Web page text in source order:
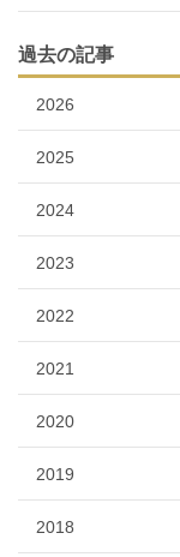
過去の記事
2026
2025
2024
2023
2022
2021
2020
2019
2018